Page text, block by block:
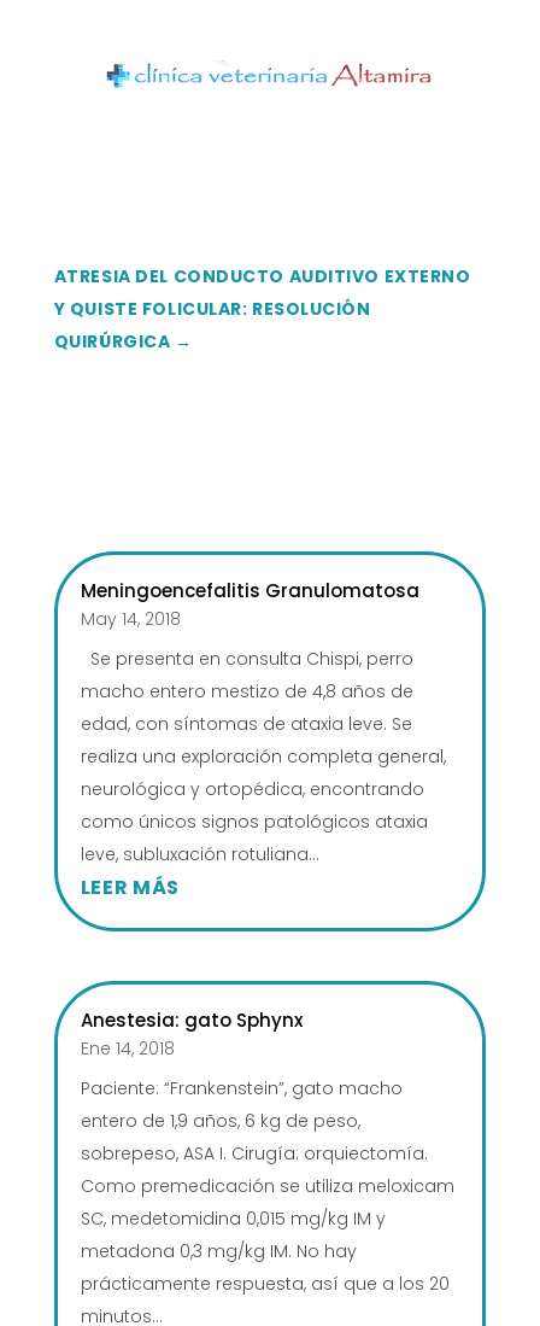
ATRESIA DEL CONDUCTO AUDITIVO EXTERNO
Y QUISTE FOLICULAR: RESOLUCIÓN
QUIRÚRGICA →
Meningoencefalitis Granulomatosa
May 14, 2018
Se presenta en consulta Chispi, perro
macho entero mestizo de 4,8 años de
edad, con síntomas de ataxia leve. Se
realiza una exploración completa general,
neurológica y ortopédica, encontrando
como únicos signos patológicos ataxia
leve, subluxación rotuliana...
LEER MÁS
Anestesia: gato Sphynx
Ene 14, 2018
Paciente: “Frankenstein”, gato macho
entero de 1,9 años, 6 kg de peso,
sobrepeso, ASA I. Cirugía: orquiectomía. ​
Como premedicación se utiliza meloxicam
SC, medetomidina 0,015 mg/kg IM y
metadona 0,3 mg/kg IM. No hay
prácticamente respuesta, así que a los 20
minutos...